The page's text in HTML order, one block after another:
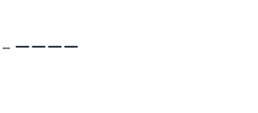
ーーーー